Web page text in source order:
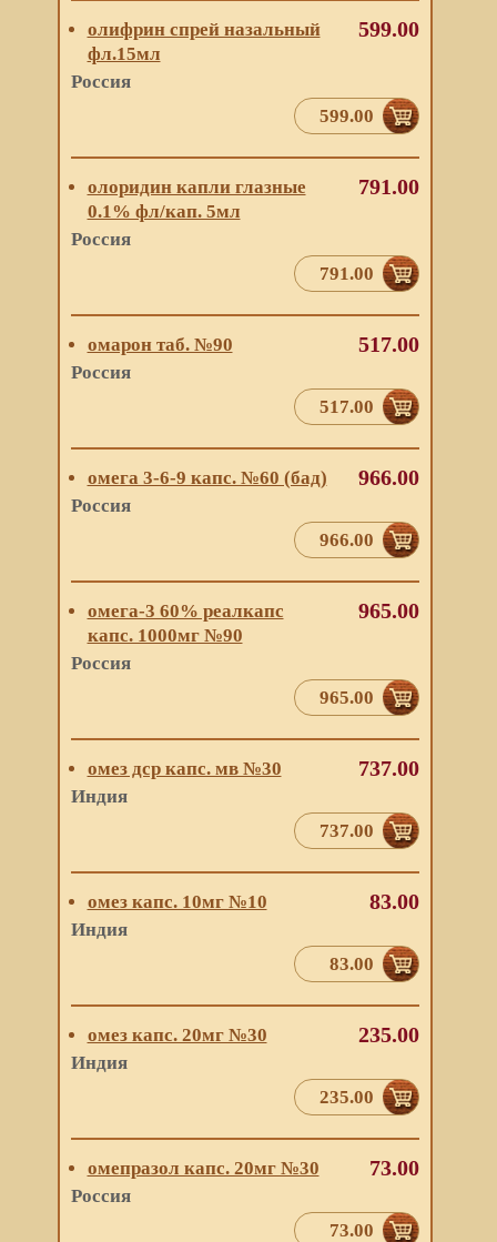
олифрин спрей назальный
фл.15мл
Россия
599.00
599.00
олоридин капли глазные
0.1% фл/кап. 5мл
Россия
791.00
791.00
омарон таб. №90
Россия
517.00
517.00
омега 3-6-9 капс. №60 (бад)
Россия
966.00
966.00
омега-3 60% реалкапс
капс. 1000мг №90
Россия
965.00
965.00
омез дср капс. мв №30
Индия
737.00
737.00
омез капс. 10мг №10
Индия
83.00
83.00
омез капс. 20мг №30
Индия
235.00
235.00
омепразол капс. 20мг №30
Россия
73.00
73.00